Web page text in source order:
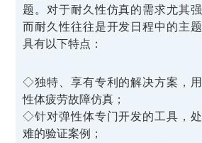
题。对于耐久性仿真的需求尤其强
而耐久性往往是开发日程中的主
具有以下特点：
◇独特、享有专利的解决方案，
性体疲劳故障仿真；
◇针对弹性体专门开发的工具，处
难的验证案例；